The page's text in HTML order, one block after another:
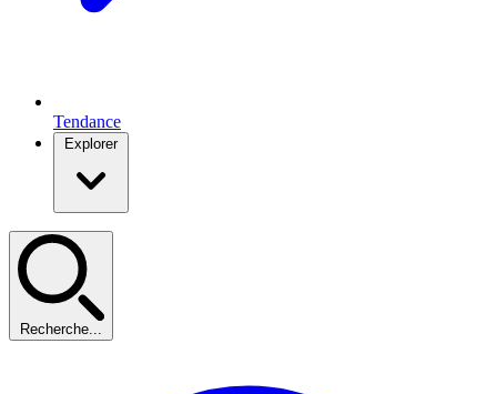
Tendance
Explorer
Recherche...